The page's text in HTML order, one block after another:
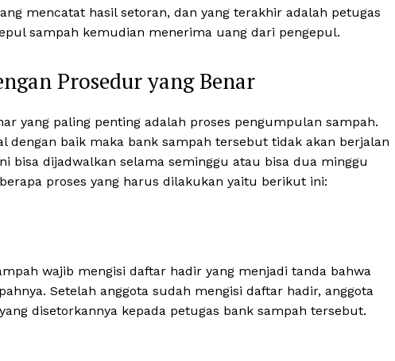
Kota Semarang
Smart City
mencatat hasil setoran, dan yang terakhir adalah petugas
sampah kemudian menerima uang dari pengepul.
Prosedur yang Benar
yang paling penting adalah proses pengumpulan sampah.
dengan baik maka bank sampah tersebut tidak akan berjalan
bisa dijadwalkan selama seminggu atau bisa dua minggu
proses yang harus dilakukan yaitu berikut ini:
wajib mengisi daftar hadir yang menjadi tanda bahwa
Setelah anggota sudah mengisi daftar hadir, anggota
disetorkannya kepada petugas bank sampah tersebut.